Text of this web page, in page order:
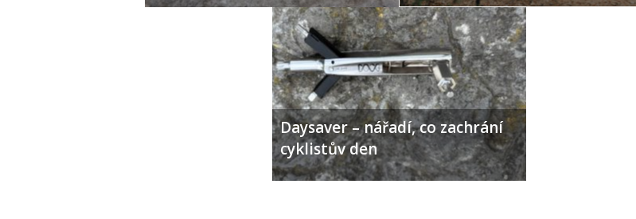
Daysaver – nářadí, co zachrání
cyklistův den